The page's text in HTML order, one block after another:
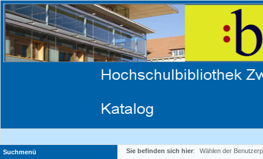
Suchmenü
Sie befinden sich hier: Wählen der